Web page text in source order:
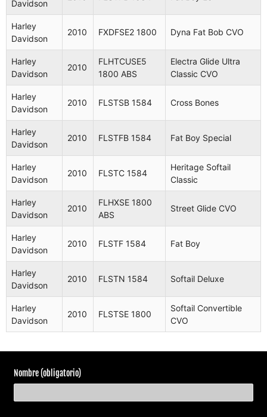
Classic
Harley
Davidson
FXSTSSE3
Softail
Springer
CVO
Harley
Davidson
FLHTCUSE4
1800 ABS
Electra
Glide Ultra
Classic
Harley
Davidson
2009
FLSTSB
Cross
Harley
Davidson
2009
FXSTC
Softail
Custom
Harley
Davidson
2009
FLSTN
Softail
Harley
Davidson
2010
FXSTC
Softail
Harley
Davidson
2010
FLSTFB
Fat Boy Lo
Harley
Davidson
2010
FXDFSE2
Dyna Fat
Bob CVO
Davidson
CVO
Davidson
Harley
Davidson
2010 FXDFSE2 1800 Dyna Fat Bob CVO
Harley
Davidson
2010
FLHTCUSE5
1800 ABS
Electra Glide Ultra
Classic CVO
Harley
Davidson
2010 FLSTSB 1584 Cross Bones
Harley
Davidson
2010 FLSTFB 1584 Fat Boy Special
Harley
Davidson
2010 FLSTC 1584
Heritage Softail
Classic
Harley
Davidson
2010
FLHXSE 1800
ABS
Street Glide CVO
Harley
Davidson
2010 FLSTF 1584 Fat Boy
Harley
Davidson
2010 FLSTN 1584 Softail Deluxe
Harley
Davidson
2010 FLSTSE 1800
Softail Convertible
CVO
Nombre (obligatorio)